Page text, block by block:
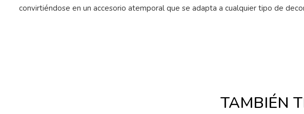
convirtiéndose en un accesorio atemporal que se adapta a cualquier tipo de
TAMBIÉN